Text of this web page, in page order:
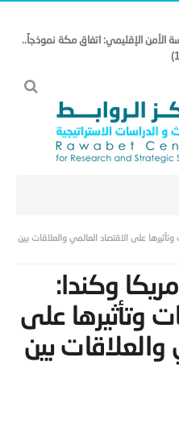
شباط 2026 إلى هندسة الأمن الإقليمي: اتفاق مكة نموذجاً..
وتأثيرها على الاقتصاد العالمي والعلاقات بين
وكندا:
وتأثيرها على
والعلاقات بين